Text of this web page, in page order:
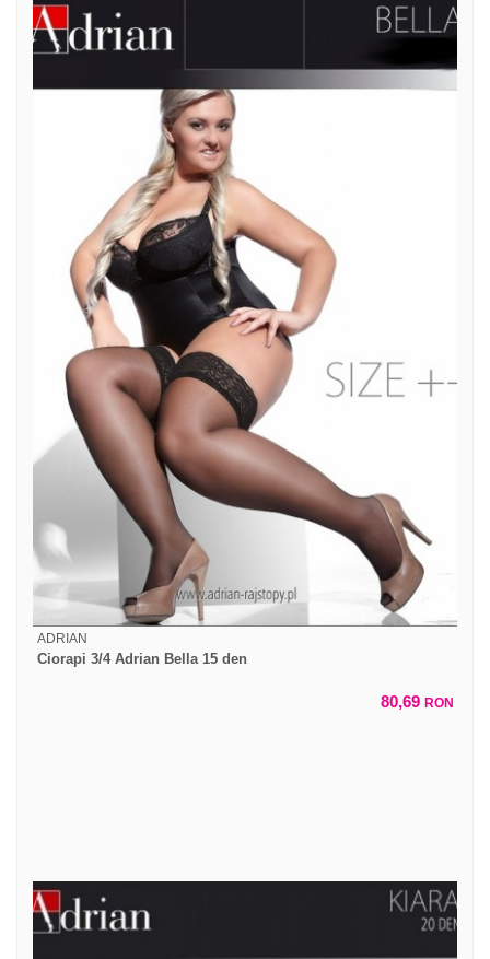
ADRIAN
Ciorapi 3/4 Adrian Bella 15 den
80,69 RON